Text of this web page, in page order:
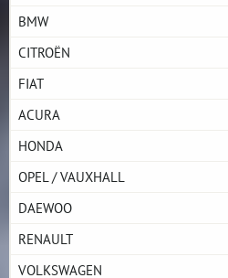
BMW
CITROËN
FIAT
ACURA
HONDA
OPEL / VAUXHALL
DAEWOO
RENAULT
VOLKSWAGEN